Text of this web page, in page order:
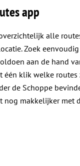
app
alle
Zoek
aan de hand
één klik welke routes
de Schoppe
nog makkelijker met